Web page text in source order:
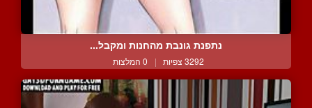
נתפנת גונבת מהחנות ומקבל...
3292 צפיות | 0 המלצות